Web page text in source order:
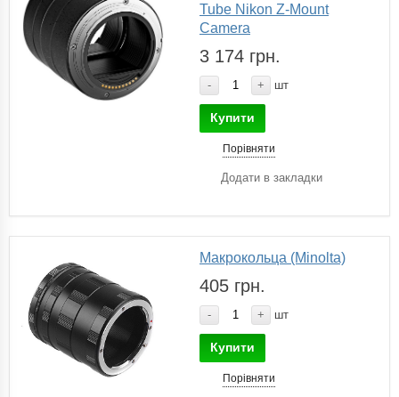
Tube Nikon Z-Mount
Camera
3 174 грн.
- + шт
Купити
Порівняти
Додати в закладки
Макрокольца (Minolta)
405 грн.
- + шт
Купити
Порівняти